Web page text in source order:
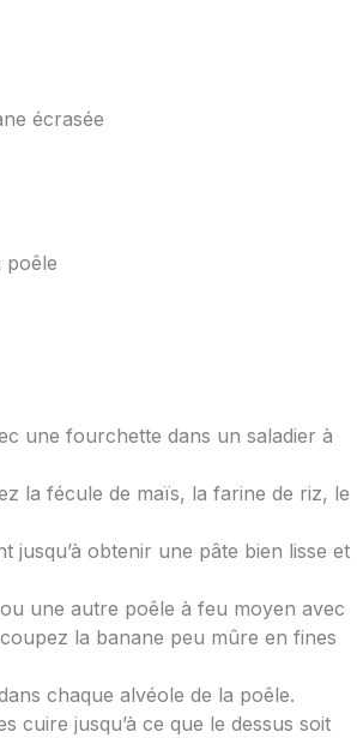
écrasée
poêle
une fourchette dans un saladier à
la fécule de maïs, la farine de riz, le
jusqu’à obtenir une pâte bien lisse et
une autre poêle à feu moyen avec
la banane peu mûre en fines
chaque alvéole de la poêle.
cuire jusqu’à ce que le dessus soit